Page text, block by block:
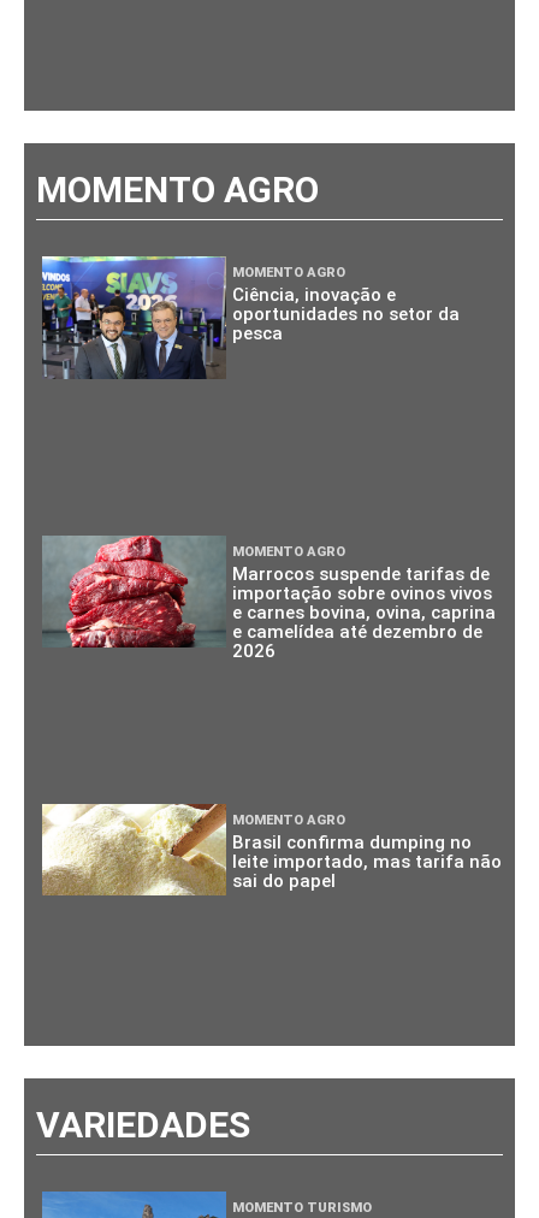
MOMENTO AGRO
MOMENTO AGRO
Ciência, inovação e
oportunidades no setor da
pesca
MOMENTO AGRO
Marrocos suspende tarifas de
importação sobre ovinos vivos
e carnes bovina, ovina, caprina
e camelídea até dezembro de
2026
MOMENTO AGRO
Brasil confirma dumping no
leite importado, mas tarifa não
sai do papel
VARIEDADES
MOMENTO TURISMO